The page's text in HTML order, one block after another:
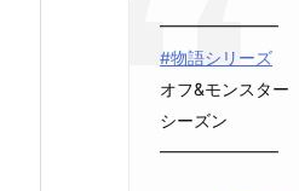
━━━━━━━
#物語シリーズ
オフ&モンスター
シーズン
━━━━━━━